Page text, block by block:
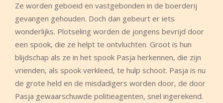
Ze worden geboeid en vastgebonden in de boerderij
gevangen gehouden. Doch dan gebeurt er iets
wonderlijks. Plotseling worden de jongens bevrijd door
een spook, die ze helpt te ontvluchten. Groot is hun
blijdschap als ze in het spook Pasja herkennen, die zijn
vrienden, als spook verkleed, te hulp schoot. Pasja is nu
de grote held en de misdadigers worden door, de door
Pasja gewaarschuwde politieagenten, snel ingerekend.